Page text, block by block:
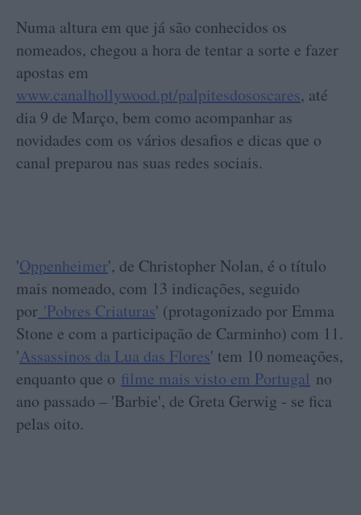
Numa altura em que já são conhecidos os
nomeados, chegou a hora de tentar a sorte e fazer
apostas em
www.canalhollywood.pt/palpitesdososcares, até
dia 9 de Março, bem como acompanhar as
novidades com os vários desafios e dicas que o
canal preparou nas suas redes sociais.
'Oppenheimer', de Christopher Nolan, é o título
mais nomeado, com 13 indicações, seguido
por 'Pobres Criaturas' (protagonizado por Emma
Stone e com a participação de Carminho) com 11.
'Assassinos da Lua das Flores' tem 10 nomeações,
enquanto que o filme mais visto em Portugal no
ano passado – 'Barbie', de Greta Gerwig - se fica
pelas oito.